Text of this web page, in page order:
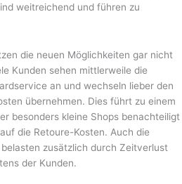
weitreichend und führen zu
die neuen Möglichkeiten gar nicht
Kunden sehen mittlerweile die
an und wechseln lieber den
übernehmen. Dies führt zu einem
besonders kleine Shops benachteiligt
die Retoure-Kosten. Auch die
zusätzlich durch Zeitverlust
der Kunden.